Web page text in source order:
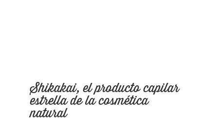
Shikakai, el producto capilar
estrella de la cosmética
natural